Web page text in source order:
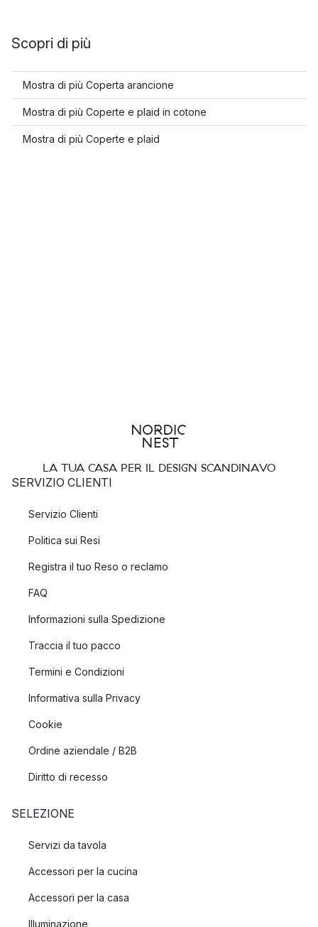
Scopri di più
Mostra di più Coperta arancione
Mostra di più Coperte e plaid in cotone
Mostra di più Coperte e plaid
LA TUA CASA PER IL DESIGN SCANDINAVO
SERVIZIO CLIENTI
Servizio Clienti
Politica sui Resi
Registra il tuo Reso o reclamo
FAQ
Informazioni sulla Spedizione
Traccia il tuo pacco
Termini e Condizioni
Informativa sulla Privacy
Cookie
Ordine aziendale / B2B
Diritto di recesso
SELEZIONE
Servizi da tavola
Accessori per la cucina
Accessori per la casa
Illuminazione